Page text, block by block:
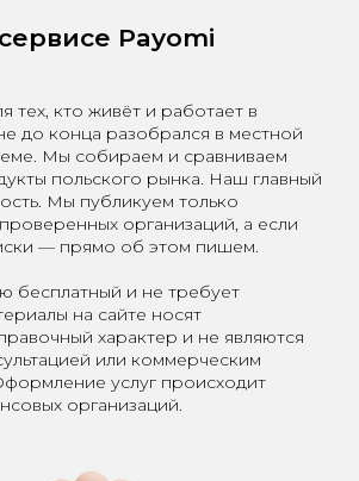
Payomi
тех, кто живёт и работает в
до конца разобрался в местной
Мы собираем и сравниваем
польского рынка. Наш главный
Мы публикуем только
организаций, а если
— прямо об этом пишем.
бесплатный и не требует
на сайте носят
характер и не являются
или коммерческим
услуг происходит
организаций.